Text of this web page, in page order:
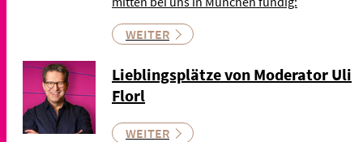
WEITER
Lieblingsplätze von Moderator Uli
Florl
WEITER